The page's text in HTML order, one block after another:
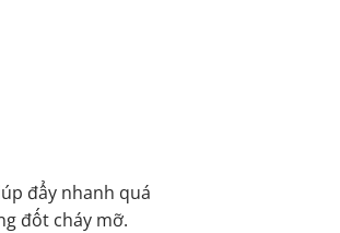
đẩy nhanh quá
đốt cháy mỡ.